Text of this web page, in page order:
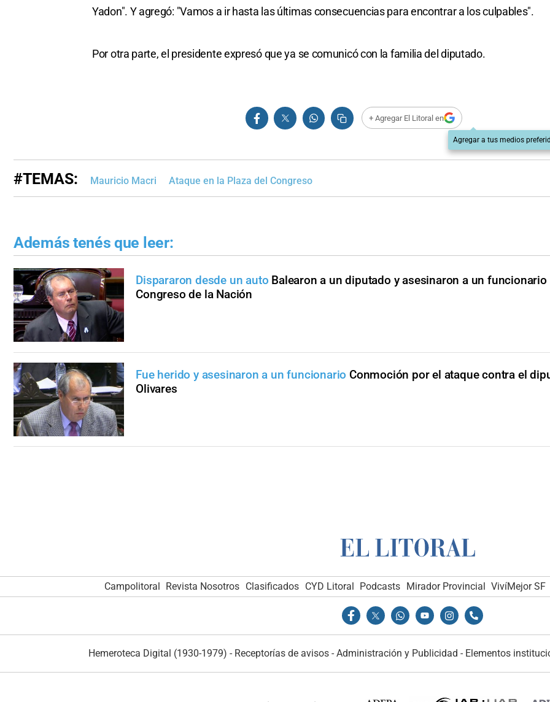
Yadon". Y agregó: "Vamos a ir hasta las últimas consecuencias para encontrar a los culpables".
Por otra parte, el presidente expresó que ya se comunicó con la familia del diputado.
+ Agregar El Litoral en
Agregar a tus medios
#TEMAS: Mauricio Macri Ataque en la Plaza del Congreso
Además tenés que leer:
Dispararon desde un auto Balearon a un diputado y asesinaron a un
Congreso de la Nación
Fue herido y asesinaron a un funcionario Conmoción por el ataque contra el
Olivares
Campolitoral Revista Nosotros Clasificados CYD Litoral Podcasts Mirador Provincial VivíMejor SF
Hemeroteca Digital (1930-1979) - Receptorías de avisos- Administración y Publicidad - Elementos